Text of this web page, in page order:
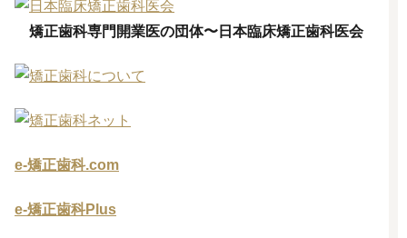
矯正歯科専門開業医の団体〜日本臨床矯正歯科医会
e-矯正歯科.com
e-矯正歯科Plus